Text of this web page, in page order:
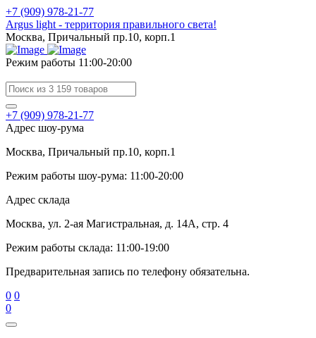
+7 (909) 978-21-77
Argus light - территория правильного света!
Москва, Причальный пр.10, корп.1
Режим работы 11:00-20:00
+7 (909) 978-21-77
Адрес шоу-рума
Москва, Причальный пр.10, корп.1
Режим работы шоу-рума: 11:00-20:00
Адрес склада
Москва, ул. 2-ая Магистральная, д. 14А, стр. 4
Режим работы склада: 11:00-19:00
Предварительная запись по телефону обязательна.
0 0
0